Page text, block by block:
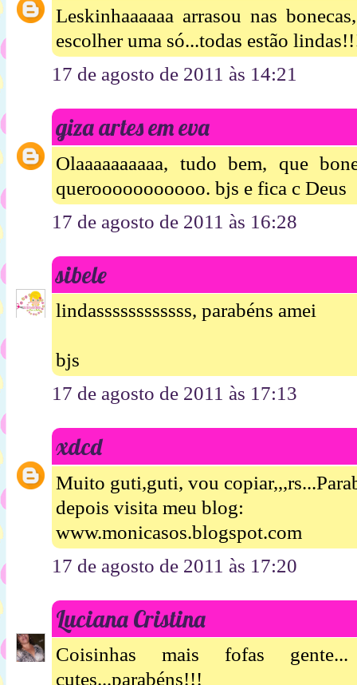
Leskinhaaaaaa arrasou nas
escolher uma só...todas estão
17 de agosto de 2011 às 14:21
giza artes em eva
Olaaaaaaaaaa, tudo bem, que
querooooooooooo. bjs e fica c Deus
17 de agosto de 2011 às 16:28
sibele
lindassssssssssss, parabéns amei
bjs
17 de agosto de 2011 às 17:13
xdcd
Muito guti,guti, vou
depois visita meu blog:
www.monicasos.blogspot.com
17 de agosto de 2011 às 17:20
Luciana Cristina
Coisinhas mais fofas
cutes...parabéns!!!